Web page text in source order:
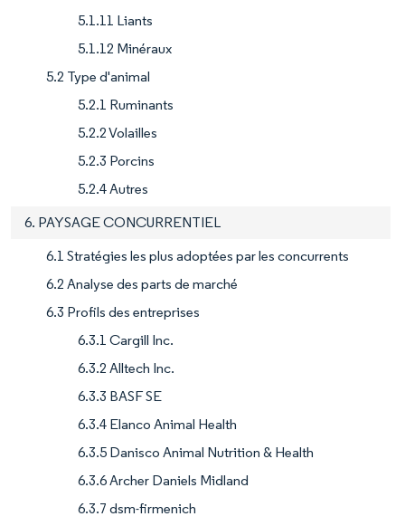
5.1.11 Liants
5.1.12 Minéraux
5.2 Type d'animal
5.2.1 Ruminants
5.2.2 Volailles
5.2.3 Porcins
5.2.4 Autres
6. PAYSAGE CONCURRENTIEL
6.1 Stratégies les plus adoptées par les concurrents
6.2 Analyse des parts de marché
6.3 Profils des entreprises
6.3.1 Cargill Inc.
6.3.2 Alltech Inc.
6.3.3 BASF SE
6.3.4 Elanco Animal Health
6.3.5 Danisco Animal Nutrition & Health
6.3.6 Archer Daniels Midland
6.3.7 dsm-firmenich